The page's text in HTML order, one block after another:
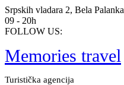
Skip
to
content
Srpskih vladara 2, Bela Palanka
09 - 20h
FOLLOW US:
Memories travel
Turistička agencija